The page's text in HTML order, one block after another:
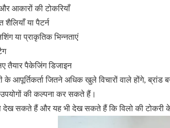
आकारों की टोकरियाँ
या पैटर्न
या प्राकृतिक भिन्नताएं
तैयार पैकेजिंग डिजाइन
आपूर्तिकर्ता जितने अधिक खुले विचारों वाले होंगे, ब्रांड
की कल्पना कर सकते हैं।
देख सकते हैं और यह भी देख सकते हैं कि विलो की टोकरी